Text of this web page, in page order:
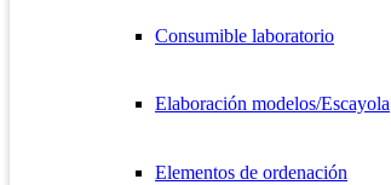
Consumible laboratorio
Elaboración modelos/Escayola
Elementos de ordenación